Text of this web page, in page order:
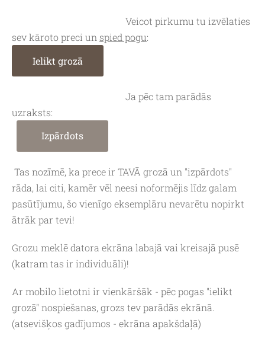
Veicot pirkumu tu izvēlaties
sev kāroto preci un spied pogu:
Ielikt grozā
Ja pēc tam parādās
uzraksts:
Izpārdots
Tas nozīmē, ka prece ir TAVĀ grozā un "izpārdots"
rāda, lai citi, kamēr vēl neesi noformējis līdz galam
pasūtījumu, šo vienīgo eksemplāru nevarētu nopirkt
ātrāk par tevi!
Grozu meklē datora ekrāna labajā vai kreisajā pusē
(katram tas ir individuāli)!
Ar mobilo lietotni ir vienkāršāk - pēc pogas "ielikt
grozā" nospiešanas, grozs tev parādās ekrānā.
(atsevišķos gadījumos - ekrāna apakšdaļā)